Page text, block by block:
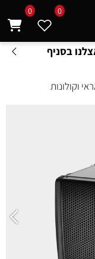
בסניף
0 0
וקולונות